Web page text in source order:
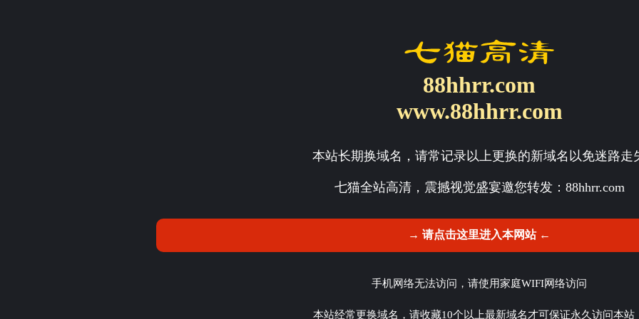
88hhrr.com
www.88hhrr.com
本站长期换域名，请常记录以上更换的新域名以免迷路走
七猫全站高清，震撼视觉盛宴邀您转发： 88hhrr.com
→ 请点击这里进入本网站 ←
手机网络无法访问，请使用家庭WIFI网络访问
本站经常更换域名，请收藏10个以上最新域名才可保证永久访问本站